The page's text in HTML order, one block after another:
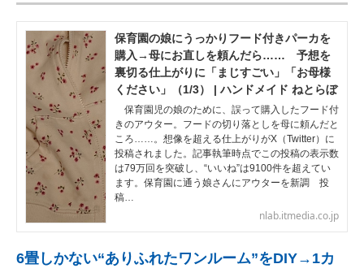
保育園の娘にうっかりフード付きパーカを
購入→母にお直しを頼んだら…… 予想を
裏切る仕上がりに「まじすごい」「お母様
ください」（1/3） | ハンドメイド ねとらぼ
保育園児の娘のために、誤って購入したフード付
きのアウター。フードの切り落としを母に頼んだと
ころ……。想像を超える仕上がりがX（Twitter）に
投稿されました。記事執筆時点でこの投稿の表示数
は79万回を突破し、“いいね”は9100件を超えてい
ます。保育園に通う娘さんにアウターを新調 投
稿…
nlab.itmedia.co.jp
6畳しかない“ありふれたワンルーム”をDIY→1カ